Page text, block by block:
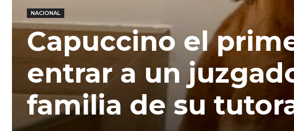
NACIONAL
Capuccino el
entrar a un
familia de su